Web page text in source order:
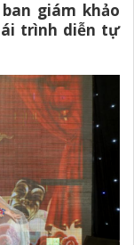
giám khảo
trình diễn tự